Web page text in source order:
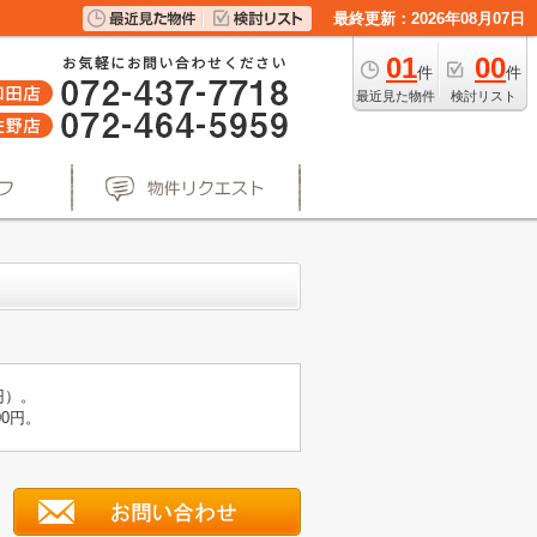
最終更新：2026年08月07日
01件
最近見た物件
00件
検討リスト
。
。